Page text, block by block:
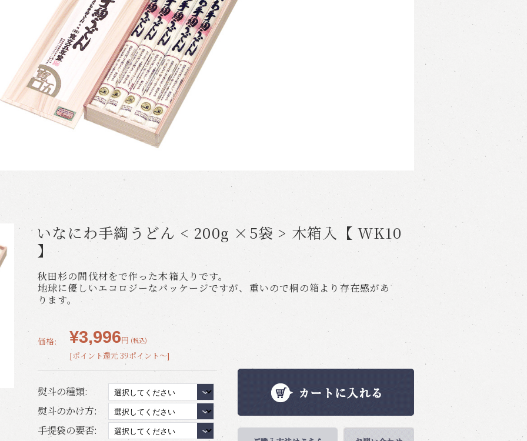
いなにわ手綯うどん < 200g ×5袋 > 木箱入【 WK10
】
秋田杉の間伐材をで作った木箱入りです。
地球に優しいエコロジーなパッケージですが、重いので桐の箱より存在感があ
ります。
価格: ¥3,996 円 (税込)
[ポイント還元 39ポイント～]
熨斗の種類:
熨斗のかけ方:
手提袋の要否: